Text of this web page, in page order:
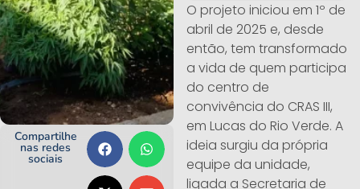
Compartilhe
nas redes
sociais
O projeto iniciou em 1º de
abril de 2025 e, desde
então, tem transformado
a vida de quem participa
do centro de
convivência do CRAS III,
em Lucas do Rio Verde. A
ideia surgiu da própria
equipe da unidade,
ligada a Secretaria de